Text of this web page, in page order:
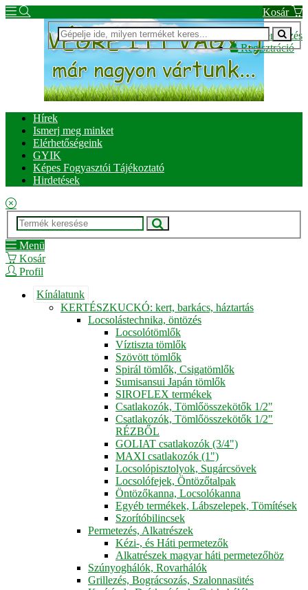
Kosár
Bejelentkezés
Regisztráció
Hírek
Ismerj meg minket
Elérhetőségeink
GYIK
Képes Fogyasztói Tájékoztató
Hirdetések
Menü
Kosár
Profil
Kínálatunk
KERTÉSZKUCKÓ: kert, barkács, háztartás
Locsolástechnika, öntözés
Locsolótömlők
Víztiszta tömlők
Szövött tömlők
Spirál tömlők, Csigatömlők
Sumisansui Japán tömlők
SIROFLEX termékek
Csatlakozók, Tömlőösszekötők 1/2"
Csatlakozók, Tömlőösszekötők 1/2"
RÉZBŐL
GOLIAT csatlakozók (3/4")
MAXI csatlakozók (1")
Locsolópisztolyok, Sugárcsövek
Locsolófejek, Öntözőtalpak
Öntözőkanna, Locsolókanna
Egyéb termékek, Lábszelepek, Tömítések
Szorítóbilincsek
Permetezés, Alkatrészek
Kézi-, és Háti permetezők
Alkatrészek magyar háti permetezőhöz
Szúnyoghálók, Rovarhálók
Grillezés, Bográcsozás, Szalonnasütés